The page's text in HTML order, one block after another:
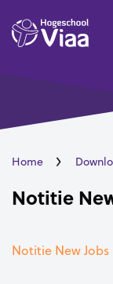
Home
Notitie
Notitie New Jobs